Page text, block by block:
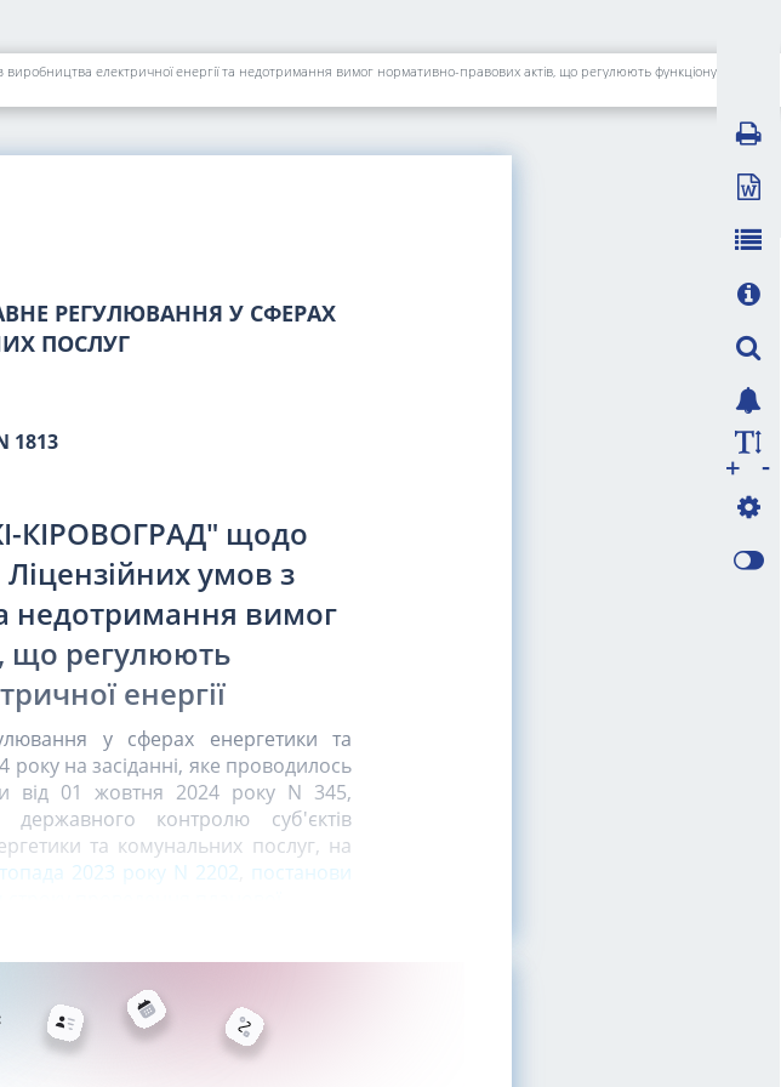
РЕГУЛЮВАННЯ У СФЕРАХ
ПОСЛУГ
1813
КІРОВОГРАД" щодо
умов з
недотримання вимог
що регулюють
енергії
у сферах енергетики та
року на засіданні, яке проводилось
від 01 жовтня 2024 року N 345,
державного контролю суб'єктів
та комунальних послуг, на
2023 року N 2202 постанови
-
+